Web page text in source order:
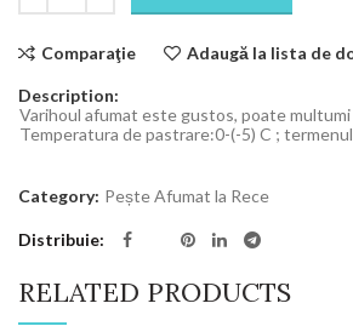
Comparaţie Adaugă la lista de
Description:
Varihoul afumat este gustos, poate
Temperatura de pastrare:0-(-5) C ;
Category: Pește Afumat la Rece
Distribuie
RELATED PRODUCTS